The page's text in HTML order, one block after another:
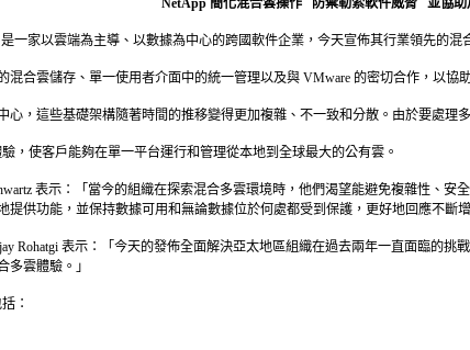
家以雲端為主導、以數據為中心的跨國軟件企業，今天宣佈其行業領先的
合雲儲存、單一使用者介面中的統一管理以及與 VMware 的密切合作，以協
心，這些基礎架構隨著時間的推移變得更加複雜、不一致和分散。由於要處理
，使客戶能夠在單一平台運行和管理從本地到全球最大的公有雲。
表示：「當今的組織在探索混合多雲環境時，他們渴望能避免複雜性
供功能，並保持數據可用和無論數據位於何處都受到保護，更好地回應不斷增
Rohatgi 表示：「今天的發佈全面解決亞太地區組織在過去兩年一直面臨的
雲體驗。」
：